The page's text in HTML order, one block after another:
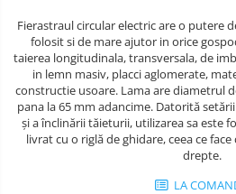
Protecţie ignifugă
Accesorii rezistente la flacără
Combinezoane
Hanorace
Jachete
Fierastraul circular electric are o putere
folosit si de mare ajutor in orice
taierea longitudinala, transversala, de
in lemn masiv, placci aglomerate,
constructie usoare. Lama are diametrul
pana la 65 mm adancime. Datorită
și a înclinării tăieturii, utilizarea sa este
livrat cu o riglă de ghidare, ceea ce
drepte.
LA